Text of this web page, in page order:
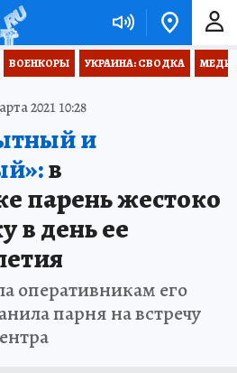
ВОЕНКОРЫ УКРАИНА: СВОДКА
2021 10:28
и
в
парень жестоко
в день ее
оперативникам его
парня на встречу